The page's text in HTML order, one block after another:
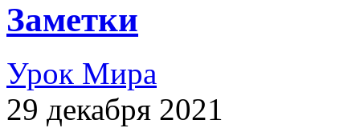
Заметки
Урок Мира
29 декабря 2021